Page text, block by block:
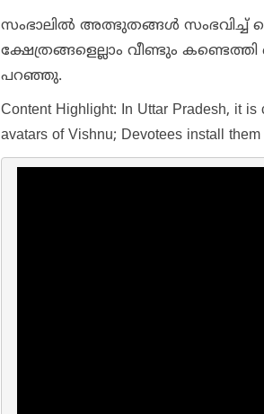
സംഭാലില്‍ അത്ഭുതങ്ങള്‍ സംഭവിച്ച്
ക്ഷേത്രങ്ങളെല്ലാം വീണ്ടും
പറഞ്ഞു.
Content Highlight: In Uttar Pradesh, it
avatars of Vishnu; Devotees install